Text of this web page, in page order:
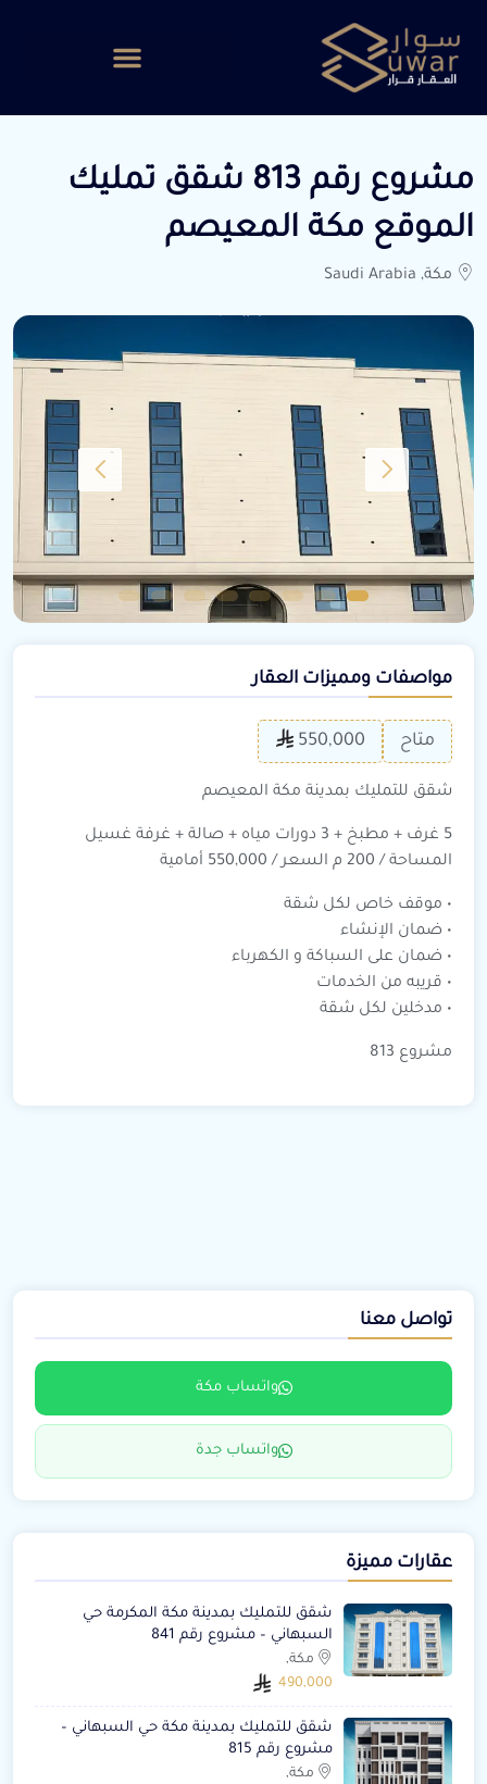
مشروع رقم 813 شقق تمليك
الموقع مكة المعيصم
مكة, Saudi Arabia
مواصفات ومميزات العقار
متاح 550,000
شقق للتمليك بمدينة مكة المعيصم
5 غرف + مطبخ + 3 دورات مياه + صالة + غرفة غسيل
المساحة / 200 م السعر / 550,000 أمامية
• ⁠موقف خاص لكل شقة
• ضمان الإنشاء
• ⁠ضمان على السباكة و الكهرباء
• ⁠قريبه من الخدمات
• ⁠مدخلين لكل شقة
مشروع 813
تواصل معنا
واتساب مكة
واتساب جدة
عقارات مميزة
شقق للتمليك بمدينة مكة المكرمة حي
السبهاني – مشروع رقم 841
مكة,
490,000
شقق للتمليك بمدينة مكة حي السبهاني –
مشروع رقم 815
مكة,